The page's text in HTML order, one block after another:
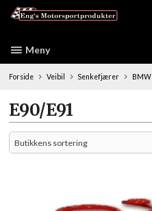
Meny
Forside Veibil Senkefjærer BMW
E90/E91